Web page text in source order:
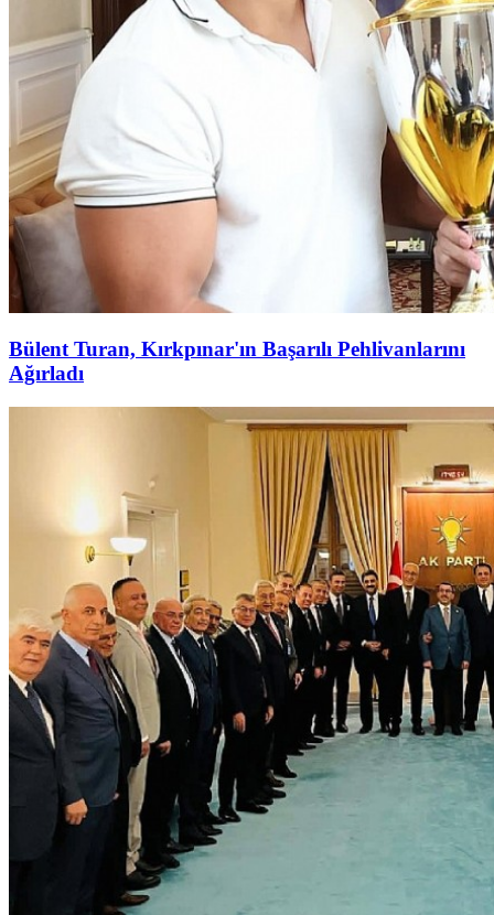
Bülent Turan, Kırkpınar'ın Başarılı Pehlivanlarını
Ağırladı